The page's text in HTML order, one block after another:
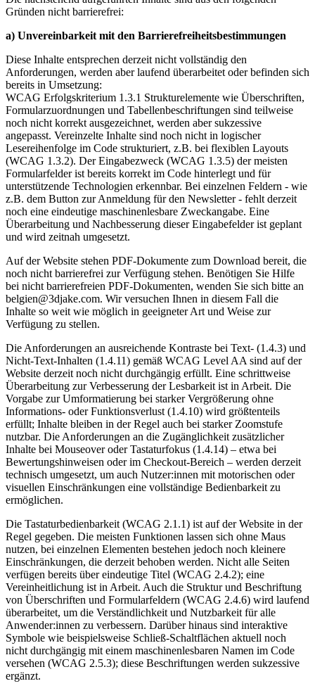
Gründen nicht barrierefrei:
a) Unvereinbarkeit mit den Barrierefreiheitsbestimmungen
Diese Inhalte entsprechen derzeit nicht vollständig den
Anforderungen, werden aber laufend überarbeitet oder befinden sich
bereits in Umsetzung:
WCAG Erfolgskriterium 1.3.1 Strukturelemente wie Überschriften,
Formularzuordnungen und Tabellenbeschriftungen sind teilweise
noch nicht korrekt ausgezeichnet, werden aber sukzessive
angepasst. Vereinzelte Inhalte sind noch nicht in logischer
Lesereihenfolge im Code strukturiert, z.B. bei flexiblen Layouts
(WCAG 1.3.2). Der Eingabezweck (WCAG 1.3.5) der meisten
Formularfelder ist bereits korrekt im Code hinterlegt und für
unterstützende Technologien erkennbar. Bei einzelnen Feldern - wie
z.B. dem Button zur Anmeldung für den Newsletter - fehlt derzeit
noch eine eindeutige maschinenlesbare Zweckangabe. Eine
Überarbeitung und Nachbesserung dieser Eingabefelder ist geplant
und wird zeitnah umgesetzt.
Auf der Website stehen PDF-Dokumente zum Download bereit, die
noch nicht barrierefrei zur Verfügung stehen. Benötigen Sie Hilfe
bei nicht barrierefreien PDF-Dokumenten, wenden Sie sich bitte an
belgien@3djake.com. Wir versuchen Ihnen in diesem Fall die
Inhalte so weit wie möglich in geeigneter Art und Weise zur
Verfügung zu stellen.
Die Anforderungen an ausreichende Kontraste bei Text- (1.4.3) und
Nicht-Text-Inhalten (1.4.11) gemäß WCAG Level AA sind auf der
Website derzeit noch nicht durchgängig erfüllt. Eine schrittweise
Überarbeitung zur Verbesserung der Lesbarkeit ist in Arbeit. Die
Vorgabe zur Umformatierung bei starker Vergrößerung ohne
Informations- oder Funktionsverlust (1.4.10) wird größtenteils
erfüllt; Inhalte bleiben in der Regel auch bei starker Zoomstufe
nutzbar. Die Anforderungen an die Zugänglichkeit zusätzlicher
Inhalte bei Mouseover oder Tastaturfokus (1.4.14) – etwa bei
Bewertungshinweisen oder im Checkout-Bereich – werden derzeit
technisch umgesetzt, um auch Nutzer:innen mit motorischen oder
visuellen Einschränkungen eine vollständige Bedienbarkeit zu
ermöglichen.
Die Tastaturbedienbarkeit (WCAG 2.1.1) ist auf der Website in der
Regel gegeben. Die meisten Funktionen lassen sich ohne Maus
nutzen, bei einzelnen Elementen bestehen jedoch noch kleinere
Einschränkungen, die derzeit behoben werden. Nicht alle Seiten
verfügen bereits über eindeutige Titel (WCAG 2.4.2); eine
Vereinheitlichung ist in Arbeit. Auch die Struktur und Beschriftung
von Überschriften und Formularfeldern (WCAG 2.4.6) wird laufend
überarbeitet, um die Verständlichkeit und Nutzbarkeit für alle
Anwender:innen zu verbessern. Darüber hinaus sind interaktive
Symbole wie beispielsweise Schließ-Schaltflächen aktuell noch
nicht durchgängig mit einem maschinenlesbaren Namen im Code
versehen (WCAG 2.5.3); diese Beschriftungen werden sukzessive
ergänzt.